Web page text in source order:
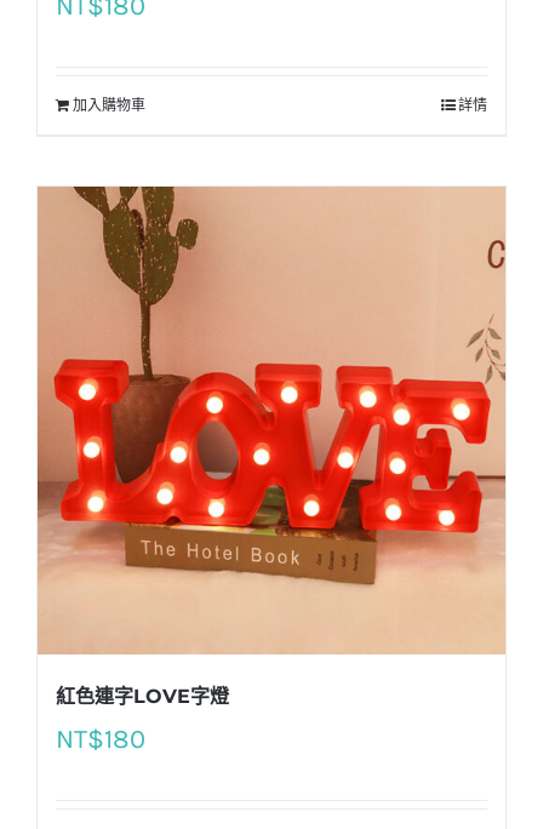
加入購物車 詳情
紅色連字LOVE字燈
NT$180